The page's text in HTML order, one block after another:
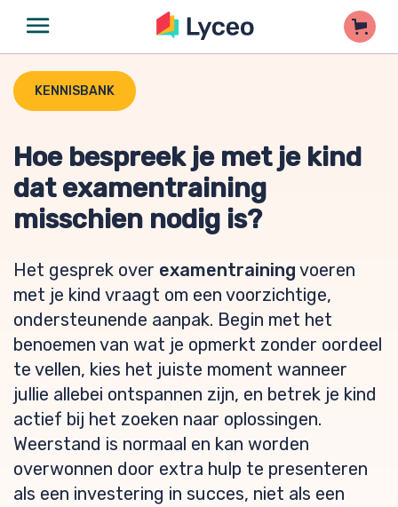
KENNISBANK
Hoe bespreek je met je kind
dat examentraining
misschien nodig is?
Het gesprek over examentraining voeren
met je kind vraagt om een voorzichtige,
ondersteunende aanpak. Begin met het
benoemen van wat je opmerkt zonder oordeel
te vellen, kies het juiste moment wanneer
jullie allebei ontspannen zijn, en betrek je kind
actief bij het zoeken naar oplossingen.
Weerstand is normaal en kan worden
overwonnen door extra hulp te presenteren
als een investering in succes, niet als een